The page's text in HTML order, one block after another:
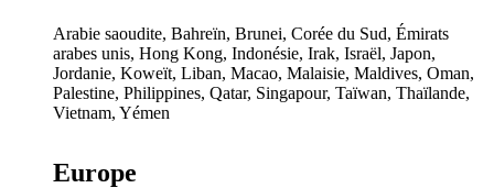
Arabie saoudite, Bahreïn, Brunei, Corée du Sud, Émirats
arabes unis, Hong Kong, Indonésie, Irak, Israël, Japon,
Jordanie, Koweït, Liban, Macao, Malaisie, Maldives, Oman,
Palestine, Philippines, Qatar, Singapour, Taïwan, Thaïlande,
Vietnam, Yémen
Europe